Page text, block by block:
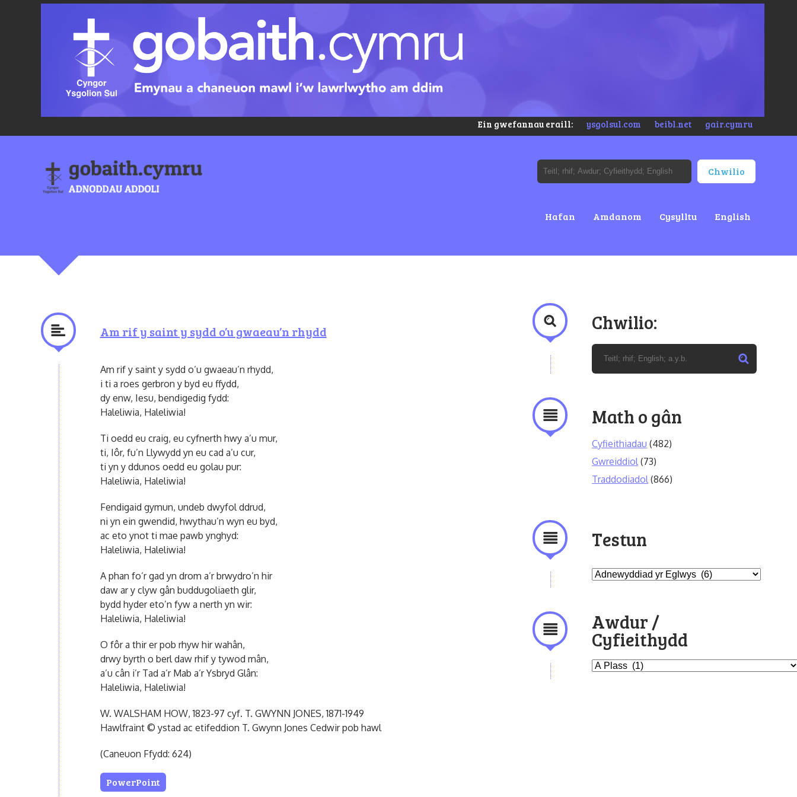
Ein gwefannau eraill: ysgolsul.com beibl.net gair.cymru
Hafan Amdanom Cysylltu English
Am rif y saint y sydd o’u gwaeau’n rhydd
Am rif y saint y sydd o’u gwaeau’n rhydd,
i ti a roes gerbron y byd eu ffydd,
dy enw, Iesu, bendigedig fydd:
Haleliwia, Haleliwia!
Ti oedd eu craig, eu cyfnerth hwy a’u mur,
ti, Iôr, fu’n Llywydd yn eu cad a’u cur,
ti yn y ddunos oedd eu golau pur:
Haleliwia, Haleliwia!
Fendigaid gymun, undeb dwyfol ddrud,
ni yn ein gwendid, hwythau’n wyn eu byd,
ac eto ynot ti mae pawb ynghyd:
Haleliwia, Haleliwia!
A phan fo’r gad yn drom a’r brwydro’n hir
daw ar y clyw gân buddugoliaeth glir,
bydd hyder eto’n fyw a nerth yn wir:
Haleliwia, Haleliwia!
O fôr a thir er pob rhyw hir wahân,
drwy byrth o berl daw rhif y tywod mân,
a’u cân i’r Tad a’r Mab a’r Ysbryd Glân:
Haleliwia, Haleliwia!
W. WALSHAM HOW, 1823-97 cyf. T. GWYNN JONES, 1871-1949
Hawlfraint © ystad ac etifeddion T. Gwynn Jones Cedwir pob hawl
(Caneuon Ffydd: 624)
PowerPoint
Chwilio:
Math o gân
Cyfieithiadau (482)
Gwreiddiol (73)
Traddodiadol (866)
Testun
Awdur /
Cyfieithydd